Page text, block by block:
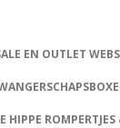
EN OUTLET
HIPPE